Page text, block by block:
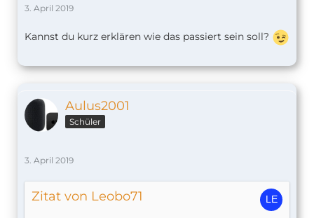
3. April 2019
Kannst du kurz erklären wie das passiert sein soll?
Aulus2001
Schüler
3. April 2019
Zitat von Leobo71